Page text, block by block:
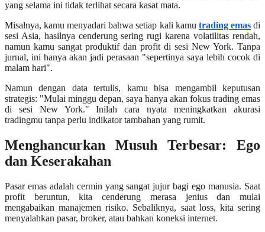
yang selama ini tidak terlihat secara kasat mata.
Misalnya, kamu menyadari bahwa setiap kali kamu trading emas di
sesi Asia, hasilnya cenderung sering rugi karena volatilitas rendah,
namun kamu sangat produktif dan profit di sesi New York. Tanpa
jurnal, ini hanya akan jadi perasaan "sepertinya saya lebih cocok di
malam hari".
Namun dengan data tertulis, kamu bisa mengambil keputusan
strategis: "Mulai minggu depan, saya hanya akan fokus trading emas
di sesi New York." Inilah cara nyata meningkatkan akurasi
tradingmu tanpa perlu indikator tambahan yang rumit.
Menghancurkan Musuh Terbesar: Ego
dan Keserakahan
Pasar emas adalah cermin yang sangat jujur bagi ego manusia. Saat
profit beruntun, kita cenderung merasa jenius dan mulai
mengabaikan manajemen risiko. Sebaliknya, saat loss, kita sering
menyalahkan pasar, broker, atau bahkan koneksi internet.